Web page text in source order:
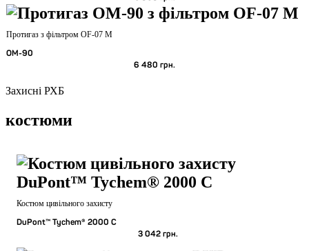
Протигаз з фільтром OF-07 M
ОМ-90
6 480 грн.
Захисні РХБ
костюми
Костюм цивільного захисту
DuPont™ Tychem® 2000 C
3 042 грн.